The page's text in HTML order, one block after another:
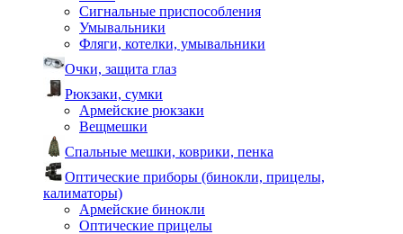
Сигнальные приспособления
Умывальники
Фляги, котелки, умывальники
Очки, защита глаз
Рюкзаки, сумки
Армейские рюкзаки
Вещмешки
Спальные мешки, коврики, пенка
Оптические приборы (бинокли, прицелы,
калиматоры)
Армейские бинокли
Оптические прицелы